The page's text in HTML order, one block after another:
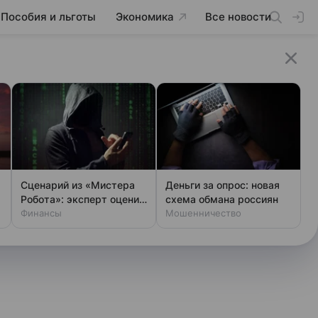
Пособия и льготы Экономика Все новости
Сценарий из «Мистера
Робота»: эксперт оценил
шансы хакеров
Финансы
Деньги за опрос: новая
схема обмана россиян
Мошенничество